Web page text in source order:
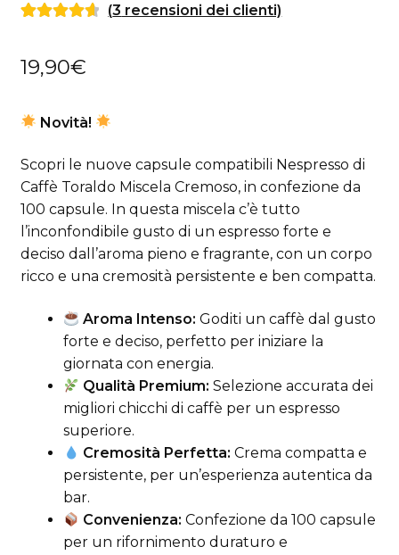
base di
(3 recensioni dei clienti)
19,90€
Novità!
Scopri le nuove capsule compatibili Nespresso di
Caffè Toraldo Miscela Cremoso, in confezione da
100 capsule. In questa miscela c’è tutto
l’inconfondibile gusto di un espresso forte e
deciso dall’aroma pieno e fragrante, con un corpo
ricco e una cremosità persistente e ben compatta.
Aroma Intenso: Goditi un caffè dal gusto
forte e deciso, perfetto per iniziare la
giornata con energia.
Qualità Premium: Selezione accurata dei
migliori chicchi di caffè per un espresso
superiore.
Cremosità Perfetta: Crema compatta e
persistente, per un’esperienza autentica da
bar.
Convenienza: Confezione da 100 capsule
per un rifornimento duraturo e